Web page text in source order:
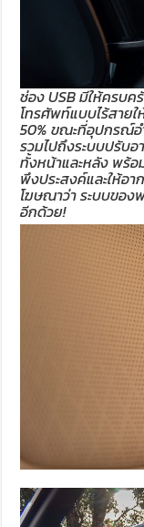
ช่อง USB มีให้ครบ
โทรศัพท์แบบไร้สาย
50% ขณะที่อุปกรณ์อ
รวมไปถึงระบบปรับ
ทั้งหน้าและหลัง พร้อ
พึงประสงค์และให้อ
โฆษณาว่า ระบบของ
อีกด้วย!